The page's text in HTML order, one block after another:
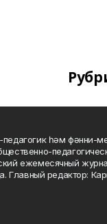
һәм фәнни-
ежемесячный
Главный редактор: